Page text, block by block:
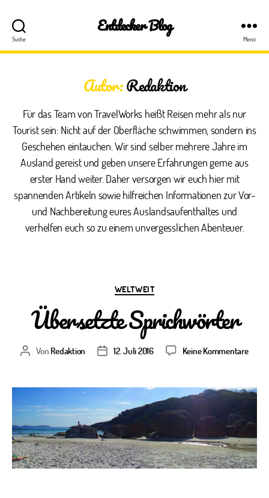
Suche
Entdecker Blog
Menü
Autor:Redaktion
Für das Team von TravelWorks heißt Reisen mehr als nur
Tourist sein: Nicht auf der Oberfläche schwimmen, sondern ins
Geschehen eintauchen. Wir sind selber mehrere Jahre im
Ausland gereist und geben unsere Erfahrungen gerne aus
erster Hand weiter. Daher versorgen wir euch hier mit
spannenden Artikeln sowie hilfreichen Informationen zur Vor-
und Nachbereitung eures Auslandsaufenthaltes und
verhelfen euch so zu einem unvergesslichen Abenteuer.
Kategorien
WELTWEIT
Übersetzte Sprichwörter
Beitragsautor
Von Redaktion Veröffentlichungsdatum
12. Juli 2016 Keine Kommentarezu